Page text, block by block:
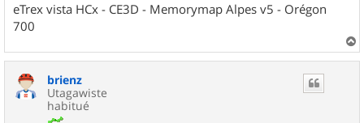
eTrex vista HCx - CE3D - Memorymap Alpes v5 - Orégon
700
a
brienz
Utagawiste
habitué